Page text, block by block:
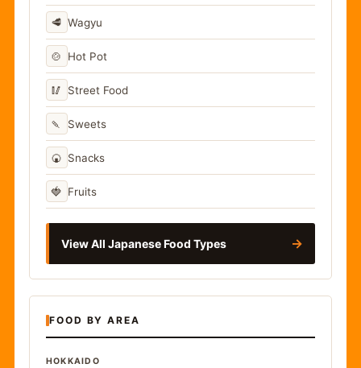
🥩 Wagyu
🍲 Hot Pot
🥢 Street Food
🍡 Sweets
🍘 Snacks
🍓 Fruits
View All Japanese Food Types →
FOOD BY AREA
HOKKAIDO